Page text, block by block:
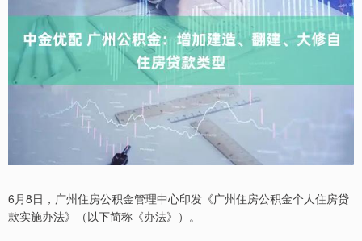
6月8日，广州住房公积金管理中心印发《广州住房公积金个人住房贷
款实施办法》（以下简称《办法》）。